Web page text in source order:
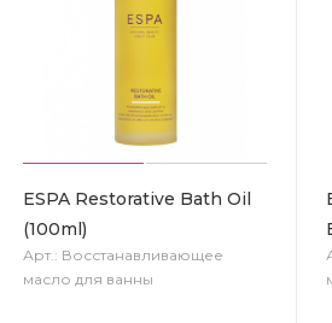
ESPA Restorative Bath Oil
(100ml)
Арт.: Восстанавливающее
масло для ванны